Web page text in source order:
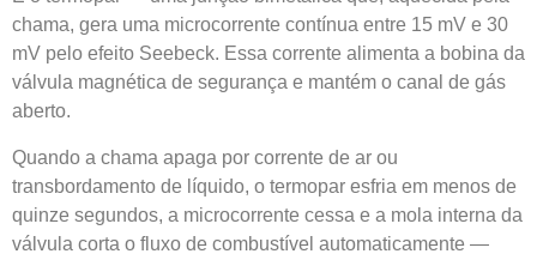
chama, gera uma microcorrente contínua entre 15 mV e 30
mV pelo efeito Seebeck. Essa corrente alimenta a bobina da
válvula magnética de segurança e mantém o canal de gás
aberto.
Quando a chama apaga por corrente de ar ou
transbordamento de líquido, o termopar esfria em menos de
quinze segundos, a microcorrente cessa e a mola interna da
válvula corta o fluxo de combustível automaticamente —